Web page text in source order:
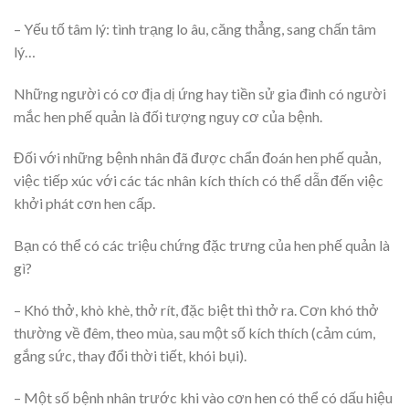
– Yếu tố tâm lý: tình trạng lo âu, căng thẳng, sang chấn tâm
lý…
Những người có cơ địa dị ứng hay tiền sử gia đình có người
mắc hen phế quản là đối tượng nguy cơ của bệnh.
Đối với những bệnh nhân đã được chẩn đoán hen phế quản,
việc tiếp xúc với các tác nhân kích thích có thể dẫn đến việc
khởi phát cơn hen cấp.
Bạn có thể có các triệu chứng đặc trưng của hen phế quản là
gì?
– Khó thở, khò khè, thở rít, đặc biệt thì thở ra. Cơn khó thở
thường về đêm, theo mùa, sau một số kích thích (cảm cúm,
gắng sức, thay đổi thời tiết, khói bụi).
– Một số bệnh nhân trước khi vào cơn hen có thể có dấu hiệu